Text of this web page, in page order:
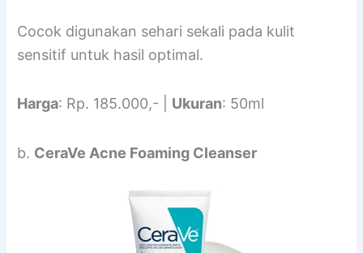
Cocok digunakan sehari sekali pada kulit
sensitif untuk hasil optimal.
Harga: Rp. 185.000,- | Ukuran: 50ml
b. CeraVe Acne Foaming Cleanser